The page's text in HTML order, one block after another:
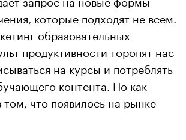
которые подходят не всем.
образовательных
продуктивности торопят нас
на курсы и потреблять
контента. Но как
том, что появилось на рынке